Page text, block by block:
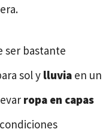
ser bastante
sol y lluvia en un
ropa en capas